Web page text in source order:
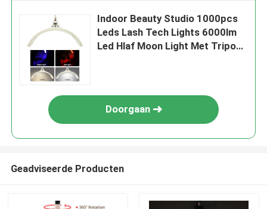
Indoor Beauty Studio 1000pcs
Leds Lash Tech Lights 6000lm
Led Hlaf Moon Light Met Tripod
Doorgaan
Geadviseerde Producten